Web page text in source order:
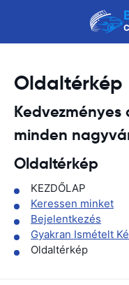
Oldaltérkép
minden
Oldaltérkép
KEZDŐLAP
Keressen minket
Bejelentkezés
Gyakran Ismételt
Oldaltérkép